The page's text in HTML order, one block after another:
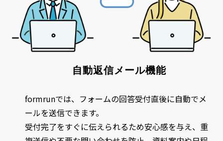
自動返信メール機能
formrunでは、フォームの回答受付直後に自動でメ
ールを送信できます。
受付完了をすぐに伝えられるため安心感を与え、重